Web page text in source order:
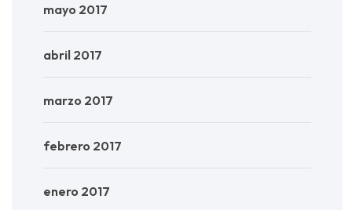
mayo 2017
abril 2017
marzo 2017
febrero 2017
enero 2017